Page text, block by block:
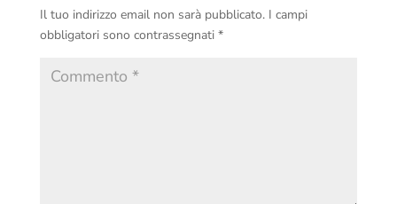
Il tuo indirizzo email non sarà pubblicato. I campi
obbligatori sono contrassegnati *